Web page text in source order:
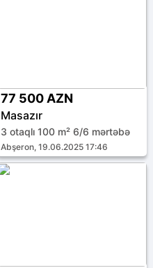
77 500 AZN
Masazır
3 otaqlı 100 m² 6/6 mərtəbə
Abşeron, 19.06.2025 17:46